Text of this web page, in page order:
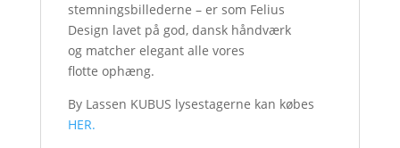
stemningsbillederne – er som Felius
Design lavet på god, dansk håndværk
og matcher elegant alle vores
flotte ophæng.
By Lassen KUBUS lysestagerne kan købes
HER.